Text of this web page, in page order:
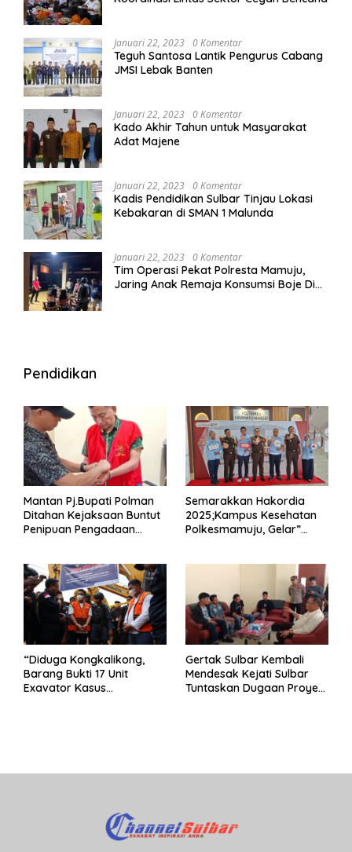
Januari 22, 2023 0 Komentar
Teguh Santosa Lantik Pengurus Cabang
JMSI Lebak Banten
Januari 22, 2023 0 Komentar
Kado Akhir Tahun untuk Masyarakat
Adat Majene
Januari 22, 2023 0 Komentar
Kadis Pendidikan Sulbar Tinjau Lokasi
Kebakaran di SMAN 1 Malunda
Januari 22, 2023 0 Komentar
Tim Operasi Pekat Polresta Mamuju,
Jaring Anak Remaja Konsumsi Boje Di
Pendidikan
Mantan Pj.Bupati Polman
Ditahan Kejaksaan Buntut
Penipuan Pengadaan
Semarakkan Hakordia
2025;Kampus Kesehatan
Polkesmamuju, Gelar”
“Diduga Kongkalikong,
Barang Bukti 17 Unit
Exavator Kasus
Gertak Sulbar Kembali
Mendesak Kejati Sulbar
Tuntaskan Dugaan Proyek